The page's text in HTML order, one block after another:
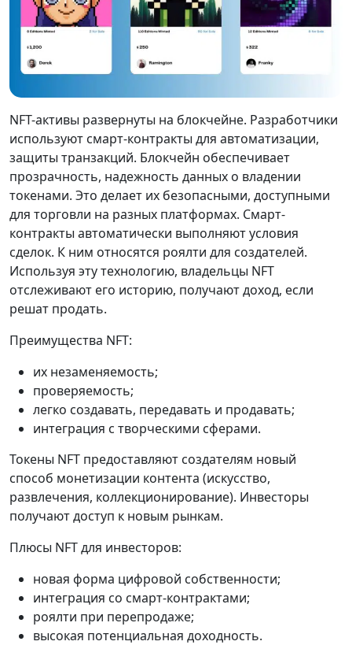
NFT-активы развернуты на блокчейне. Разработчики
используют смарт-контракты для автоматизации,
защиты транзакций. Блокчейн обеспечивает
прозрачность, надежность данных о владении
токенами. Это делает их безопасными, доступными
для торговли на разных платформах. Смарт-
контракты автоматически выполняют условия
сделок. К ним относятся роялти для создателей.
Используя эту технологию, владельцы NFT
отслеживают его историю, получают доход, если
решат продать.
Преимущества NFT:
их незаменяемость;
проверяемость;
легко создавать, передавать и продавать;
интеграция с творческими сферами.
Токены NFT предоставляют создателям новый
способ монетизации контента (искусство,
развлечения, коллекционирование). Инвесторы
получают доступ к новым рынкам.
Плюсы NFT для инвесторов:
новая форма цифровой собственности;
интеграция со смарт-контрактами;
роялти при перепродаже;
высокая потенциальная доходность.